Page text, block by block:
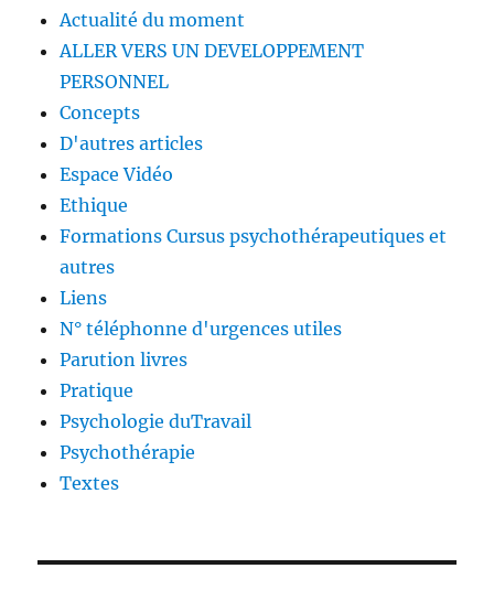
Actualité du moment
ALLER VERS UN DEVELOPPEMENT
PERSONNEL
Concepts
D'autres articles
Espace Vidéo
Ethique
Formations Cursus psychothérapeutiques et
autres
Liens
N° téléphonne d'urgences utiles
Parution livres
Pratique
Psychologie duTravail
Psychothérapie
Textes